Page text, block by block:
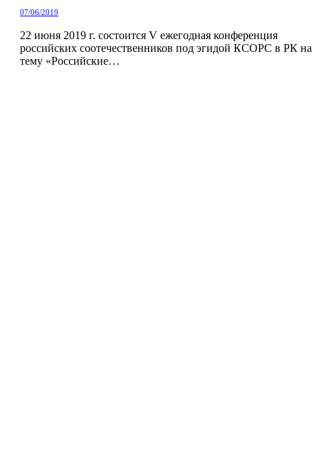
07/06/2019
22 июня 2019 г. состоится V ежегодная конференция
российских соотечественников под эгидой КСОРС в РК на
тему «Российские…